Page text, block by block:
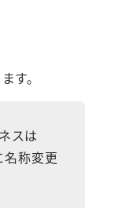
す。
スは
名称変更